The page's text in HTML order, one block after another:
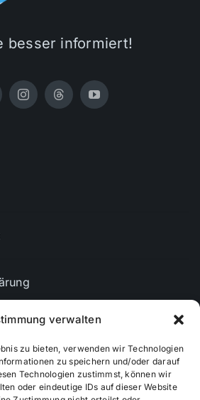
verwalten
zu bieten, verwenden wir Technologien
zu speichern und/oder darauf
Technologien zustimmst, können wir
oder eindeutige IDs auf dieser Website
besser informiert!
(EU)